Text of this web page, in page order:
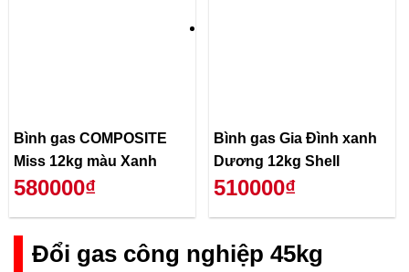
Bình gas COMPOSITE
Miss 12kg màu Xanh
580000₫
Bình gas Gia Đình xanh
Dương 12kg Shell
510000₫
Đổi gas công nghiệp 45kg